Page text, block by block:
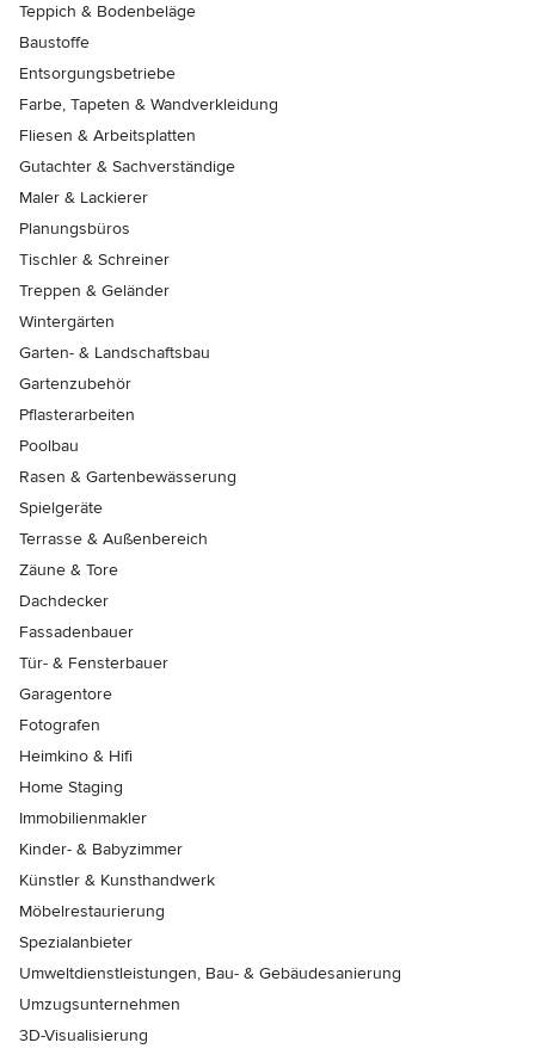
Teppich & Bodenbeläge
Baustoffe
Entsorgungsbetriebe
Farbe, Tapeten & Wandverkleidung
Fliesen & Arbeitsplatten
Gutachter & Sachverständige
Maler & Lackierer
Planungsbüros
Tischler & Schreiner
Treppen & Geländer
Wintergärten
Garten- & Landschaftsbau
Gartenzubehör
Pflasterarbeiten
Poolbau
Rasen & Gartenbewässerung
Spielgeräte
Terrasse & Außenbereich
Zäune & Tore
Dachdecker
Fassadenbauer
Tür- & Fensterbauer
Garagentore
Fotografen
Heimkino & Hifi
Home Staging
Immobilienmakler
Kinder- & Babyzimmer
Künstler & Kunsthandwerk
Möbelrestaurierung
Spezialanbieter
Umweltdienstleistungen, Bau- & Gebäudesanierung
Umzugsunternehmen
3D-Visualisierung